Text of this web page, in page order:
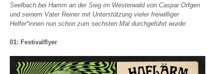
Seelbach bei Hamm an der Sieg im Westerwald von Caspar Orfgen
und seinem Vater Reiner mit Unterstützung vieler freiwilliger
Helfer*innen nun schon zum sechsten Mal durchgeführt wurde:
01: Festivalflyer